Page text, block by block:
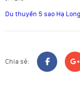
Du thuyền 5 sao Hạ Long
Chia sẻ: